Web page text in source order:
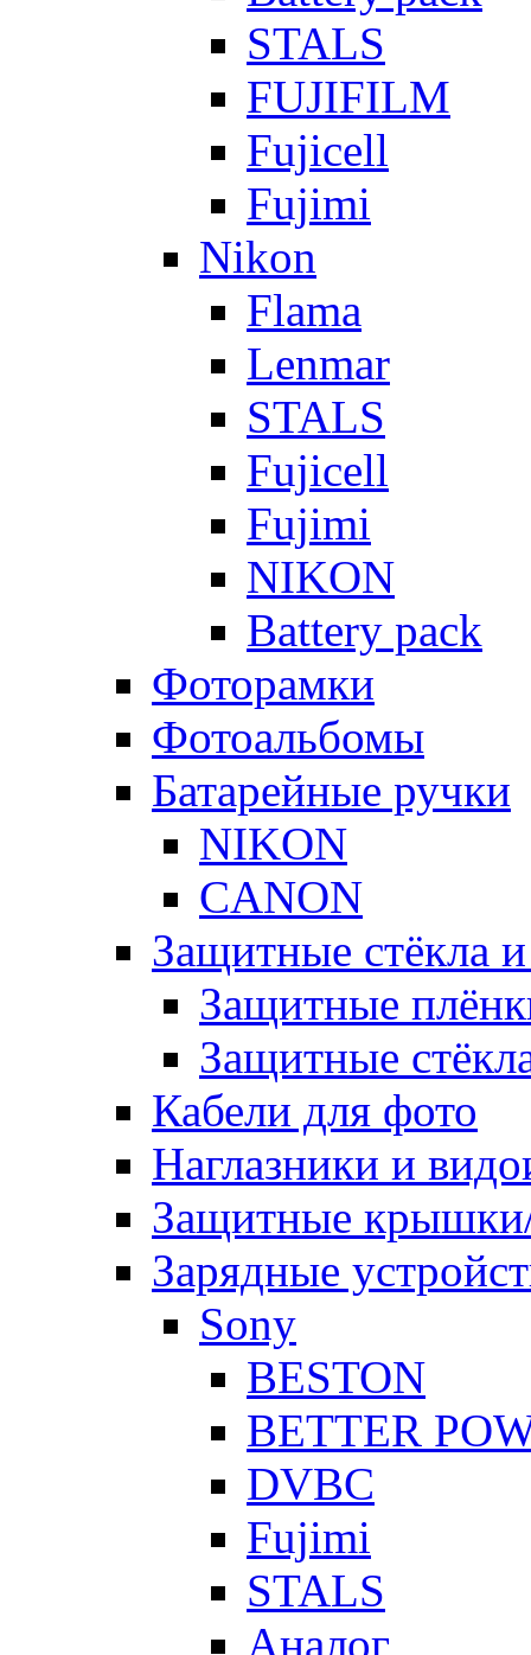
STALS
FUJIFILM
Fujicell
Fujimi
Nikon
Flama
Lenmar
STALS
Fujicell
Fujimi
NIKON
Battery pack
Фоторамки
Фотоальбомы
Батарейные ручки
NIKON
CANON
Защитные стёкла
Защитные
Защитные
Кабели для фото
Наглазники и
Защитные
Зарядные
Sony
BESTON
BETTER
DVBC
Fujimi
STALS
Аналог